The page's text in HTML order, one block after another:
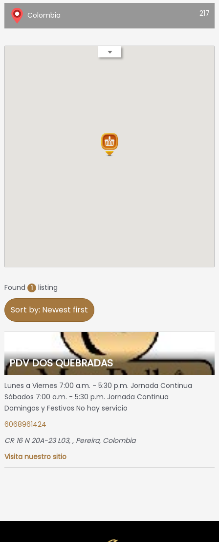
Colombia 217
Found 1 listing
Sort by: Newest first
PDV DOS QUEBRADAS
Lunes a Viernes 7:00 a.m. - 5:30 p.m. Jornada Continua
Sábados 7:00 a.m. - 5:30 p.m. Jornada Continua
Domingos y Festivos No hay servicio
6068961424
CR 16 N 20A-23 L03, , Pereira, Colombia
Visita nuestro sitio